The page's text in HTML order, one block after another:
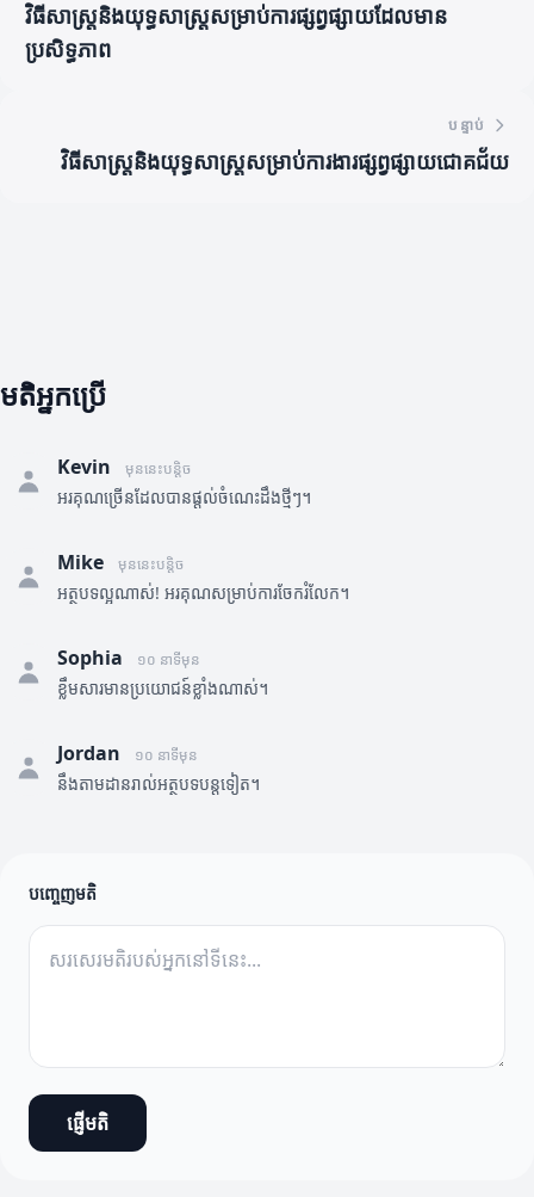
វិធីសាស្ត្រនិងយុទ្ធសាស្ត្រសម្រាប់ការផ្សព្វផ្សាយដែលមាន
ប្រសិទ្ធភាព
បន្ទាប់
វិធីសាស្ត្រនិងយុទ្ធសាស្ត្រសម្រាប់ការងារផ្សព្វផ្សាយជោគជ័យ
មតិអ្នកប្រើ
Kevin មុននេះបន្តិច
អរគុណច្រើនដែលបានផ្តល់ចំណេះដឹងថ្មីៗ។
Mike មុននេះបន្តិច
អត្ថបទល្អណាស់! អរគុណសម្រាប់ការចែករំលែក។
Sophia ១០ នាទីមុន
ខ្លឹមសារមានប្រយោជន៍ខ្លាំងណាស់។
Jordan ១០ នាទីមុន
នឹងតាមដានរាល់អត្ថបទបន្តទៀត។
បញ្ចេញមតិ
ផ្ញើមតិ